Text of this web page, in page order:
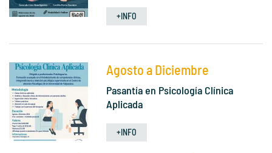
+INFO
Agosto a Diciembre
Pasantía en Psicología Clínica
Aplicada
+INFO